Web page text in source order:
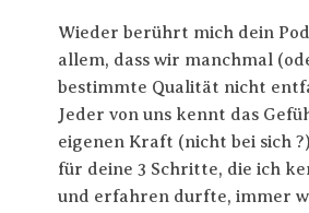
Wieder berührt mich dein
allem, dass wir manchmal
bestimmte Qualität nicht
Jeder von uns kennt das
eigenen Kraft (nicht bei sich
für deine 3 Schritte, die ich
und erfahren durfte, immer